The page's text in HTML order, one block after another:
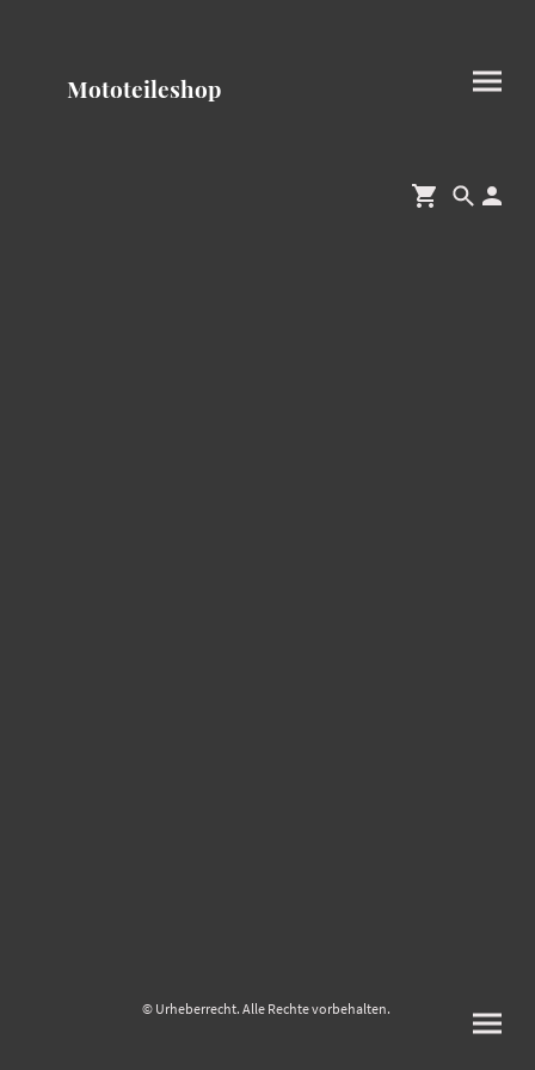
Mototeileshop
© Urheberrecht. Alle Rechte vorbehalten.